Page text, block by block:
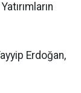
Erdoğan,